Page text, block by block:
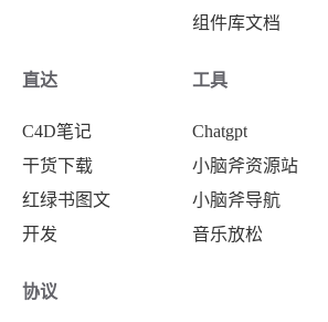
鼻出血、尿血、月经崩漏、吐血
慎用病症
血液循环差者慎用
组件库文档
直达
C4D笔记
干货下载
红绿书图文
开发
工具
Chatgpt
小脑斧资源站
小脑斧导航
音乐放松
协议